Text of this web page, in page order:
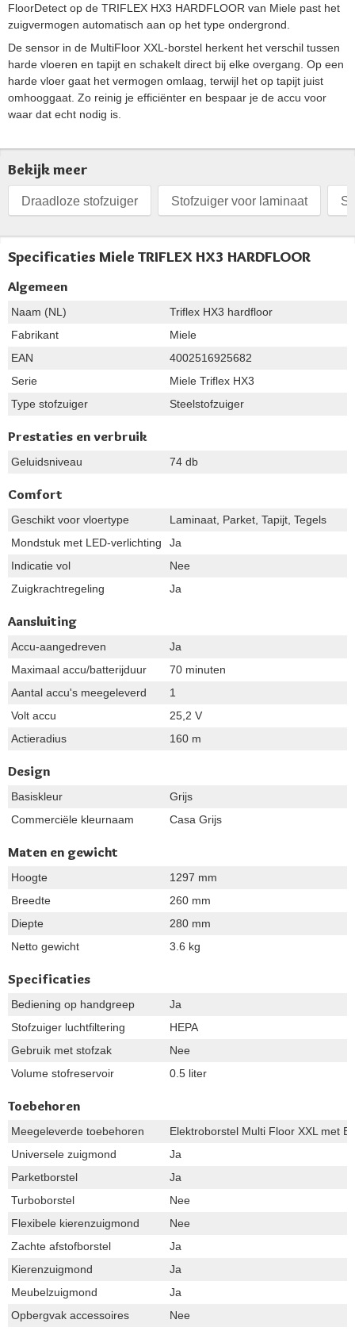
FloorDetect op de TRIFLEX HX3 HARDFLOOR van Miele past het
zuigvermogen automatisch aan op het type ondergrond.
De sensor in de MultiFloor XXL-borstel herkent het verschil tussen
harde vloeren en tapijt en schakelt direct bij elke overgang. Op een
harde vloer gaat het vermogen omlaag, terwijl het op tapijt juist
omhooggaat. Zo reinig je efficiënter en bespaar je de accu voor
waar dat echt nodig is.
Bekijk meer
Draadloze stofzuiger Stofzuiger voor laminaat
Specificaties Miele TRIFLEX HX3 HARDFLOOR
Algemeen
Naam (NL)
Triflex HX3 hardfloor
Fabrikant
Miele
EAN
4002516925682
Serie
Miele Triflex HX3
Type stofzuiger
Steelstofzuiger
Prestaties en verbruik
Geluidsniveau 74 db
Comfort
Geschikt voor vloertype
Laminaat, Parket, Tapijt, Tegels
Mondstuk met LED-verlichting
Ja
Indicatie vol
Nee
Zuigkrachtregeling
Ja
Aansluiting
Accu-aangedreven
Ja
Maximaal accu/batterijduur
70 minuten
Aantal accu's meegeleverd
1
Volt accu
25,2 V
Actieradius
160 m
Design
Basiskleur
Grijs
Commerciële kleurnaam
Casa Grijs
Maten en gewicht
Hoogte
1297 mm
Breedte
260 mm
Diepte
280 mm
Netto gewicht
3.6 kg
Specificaties
Bediening op handgreep
Ja
Stofzuiger luchtfiltering
HEPA
Gebruik met stofzak
Nee
Volume stofreservoir
0.5 liter
Toebehoren
Meegeleverde toebehoren
Elektroborstel Multi Floor XXL met
Universele zuigmond
Ja
Parketborstel
Ja
Turboborstel
Nee
Flexibele kierenzuigmond
Nee
Zachte afstofborstel
Ja
Kierenzuigmond
Ja
Meubelzuigmond
Ja
Opbergvak accessoires
Nee